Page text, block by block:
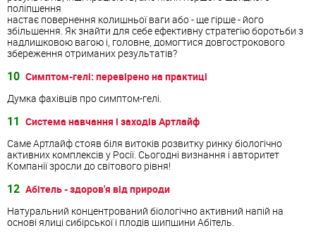
поліпшення
настає повернення колишньої ваги або - ще гірше - його
збільшення. Як знайти для себе ефективну стратегію боротьби з
надлишковою вагою і, головне, домогтися довгострокового
збереження отриманих результатів?
10 Симптом-гелі: перевірено на практиці
Думка фахівців про симптом-гелі.
11 Система навчання і заходів Артлайф
Саме Артлайф стояв біля витоків розвитку ринку біологічно
активних комплексів у Росії. Сьогодні визнання і авторитет
Компанії зросли до світового рівня!
12 Абітель - здоров'я від природи
Натуральний концентрований біологічно активний напій на
основі ялиці сибірської і плодів шипшини Абітель.